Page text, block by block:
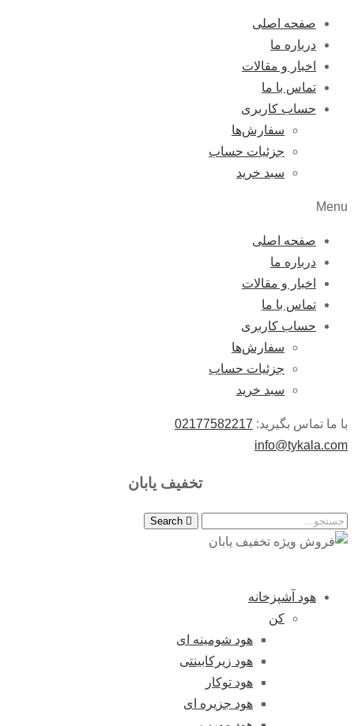
صفحه اصلی
درباره ما
اخبار و مقالات
تماس با ما
حساب کاربری
سفارش‌ها
جزئیات حساب
سبد خرید
Menu
صفحه اصلی
درباره ما
اخبار و مقالات
تماس با ما
حساب کاربری
سفارش‌ها
جزئیات حساب
سبد خرید
با ما تماس بگیرید: 02177582217
info@tykala.com
تخفیف یابان
Search
هود آشپزخانه
کن
هود شومینه ای
هود زیرکابینتی
هود توکار
هود جزیره ای